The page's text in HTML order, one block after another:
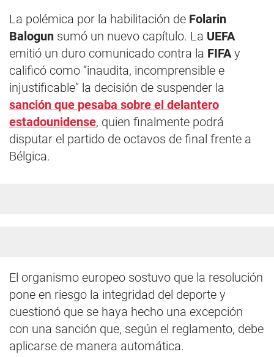
La polémica por la habilitación de Folarin
Balogun sumó un nuevo capítulo. La UEFA
emitió un duro comunicado contra la FIFAy
calificó como “inaudita, incomprensible e
injustificable” la decisión de suspender la
sanción que pesaba sobre el delantero
estadounidense, quien finalmente podrá
disputar el partido de octavos de final frente a
Bélgica.
El organismo europeo sostuvo que la resolución
pone en riesgo la integridad del deporte y
cuestionó que se haya hecho una excepción
con una sanción que, según el reglamento, debe
aplicarse de manera automática.